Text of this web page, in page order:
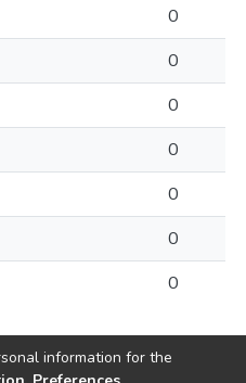
0
0
0
0
0
0
0
information for the